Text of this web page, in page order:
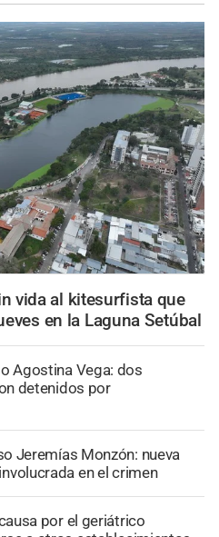
vida al kitesurfista que
en la Laguna Setúbal
Agostina Vega: dos
detenidos por
Jeremías Monzón: nueva
en el crimen
por el geriátrico